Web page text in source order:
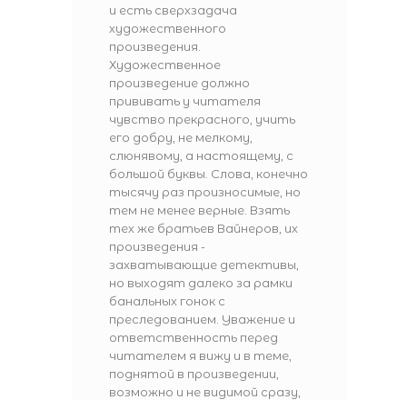
и есть сверхзадача
художественного
произведения.
Художественное
произведение должно
прививать у читателя
чувство прекрасного, учить
его добру, не мелкому,
слюнявому, а настоящему, с
большой буквы. Слова, конечно
тысячу раз произносимые, но
тем не менее верные. Взять
тех же братьев Вайнеров, их
произведения -
захватывающие детективы,
но выходят далеко за рамки
банальных гонок с
преследованием. Уважение и
ответственность перед
читателем я вижу и в теме,
поднятой в произведении,
возможно и не видимой сразу,